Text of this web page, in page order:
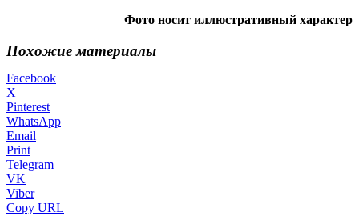
Фото носит иллюстративный характер
Похожие материалы
Facebook
X
Pinterest
WhatsApp
Email
Print
Telegram
VK
Viber
Copy URL